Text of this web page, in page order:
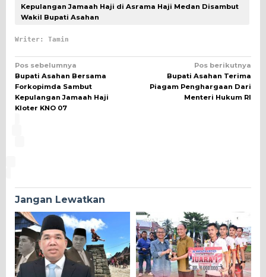
Kepulangan Jamaah Haji di Asrama Haji Medan Disambut
Wakil Bupati Asahan
Writer: Tamin
Navigasi
pos
Pos sebelumnya
Bupati Asahan Bersama
Forkopimda Sambut
Kepulangan Jamaah Haji
Kloter KNO 07
Pos berikutnya
Bupati Asahan Terima
Piagam Penghargaan Dari
Menteri Hukum RI
Jangan Lewatkan